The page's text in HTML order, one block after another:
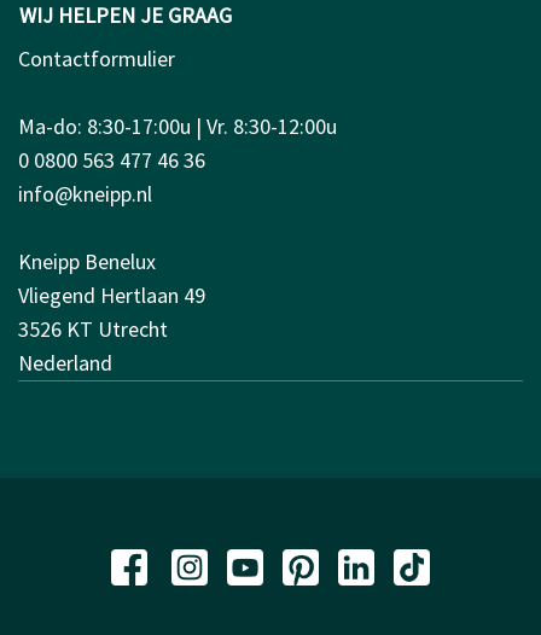
WIJ HELPEN JE GRAAG
Contactformulier
Ma-do: 8:30-17:00u | Vr. 8:30-12:00u
0 0800 563 477 46 36
info@kneipp.nl
Kneipp Benelux
Vliegend Hertlaan 49
3526 KT Utrecht
Nederland